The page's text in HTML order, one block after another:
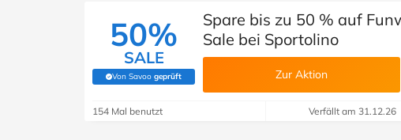
50%
SALE
Von Savoo geprüft
(Von Savoo geprüft)
Spare bis zu 50 % auf
Sale bei Sportolino
Zur Aktion
154 Mal benutzt Verfällt am 31.12.26